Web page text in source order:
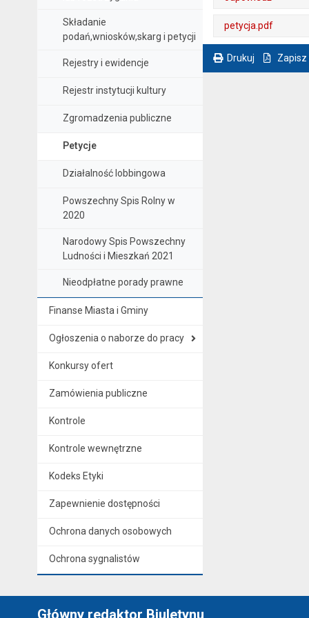
Składanie
podań,wniosków,skarg i petycji
Rejestry i ewidencje
Rejestr instytucji kultury
Zgromadzenia publiczne
Petycje
Działalność lobbingowa
Powszechny Spis Rolny w
2020
Narodowy Spis Powszechny
Ludności i Mieszkań 2021
Nieodpłatne porady prawne
Finanse Miasta i Gminy
Ogłoszenia o naborze do pracy
Konkursy ofert
Zamówienia publiczne
Kontrole
Kontrole wewnętrzne
Kodeks Etyki
Zapewnienie dostępności
Ochrona danych osobowych
Ochrona sygnalistów
petycja.pdf
Drukuj Zapisz
Główny redaktor Biuletynu